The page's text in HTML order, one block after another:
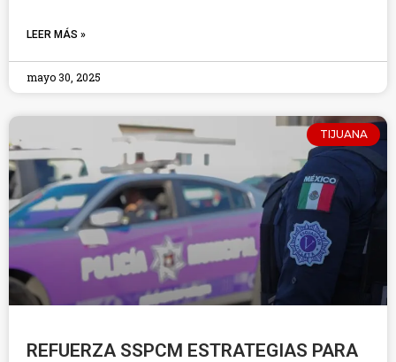
LEER MÁS »
mayo 30, 2025
TIJUANA
REFUERZA SSPCM ESTRATEGIAS PARA